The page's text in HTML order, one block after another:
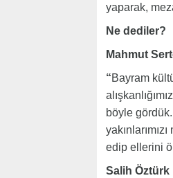
yaparak,
Ne dediler?
Mahmut
“Bayram
böyle
edip ellerini
Salih Öztürk